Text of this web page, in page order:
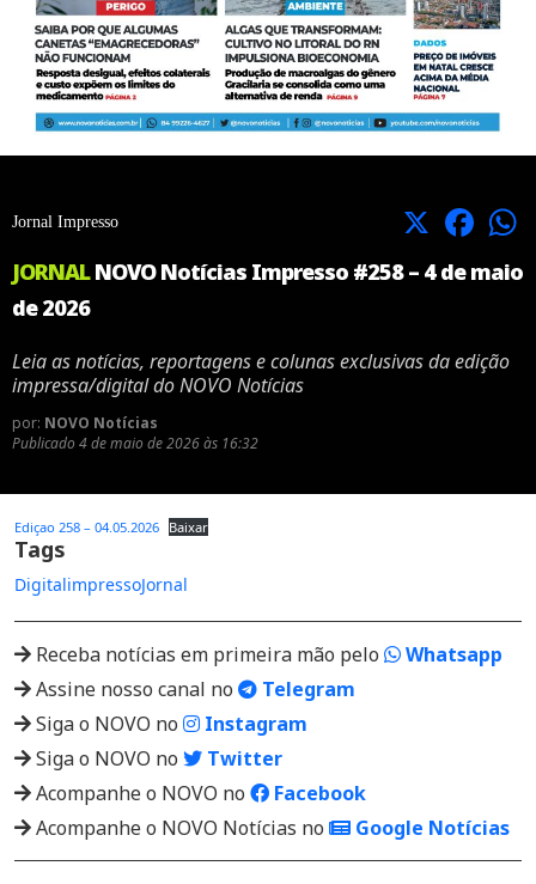
Jornal Impresso X Facebook
JORNALNOVO Notícias Impresso #258 – 4 de maio
de 2026
Leia as notícias, reportagens e colunas exclusivas da edição
impressa/digital do NOVO Notícias
por: NOVO Notícias
Publicado 4 de maio de 2026 às 16:32
Ediçao 258 – 04.05.2026 Baixar
Tags
DigitalimpressoJornal
Receba notícias em primeira mão pelo
Whatsapp
Assine nosso canal no
Telegram
Siga o NOVO no
Instagram
Siga o NOVO no
Twitter
Acompanhe o NOVO no
Facebook
Acompanhe o NOVO Notícias no
Google Notícias